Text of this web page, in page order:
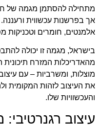
מתחילה להסתמן מגמה של
אך בפרשנות עכשווית ורעננה.
אלמנטים, חומרים וטכניקות
בישראל, מגמה זו יכולה
מהאדריכלות המזרח
מוצלות, ומשרביות – עם
את העיצוב לזהות המקומית
והעכשוויות שלו.
עיצוב